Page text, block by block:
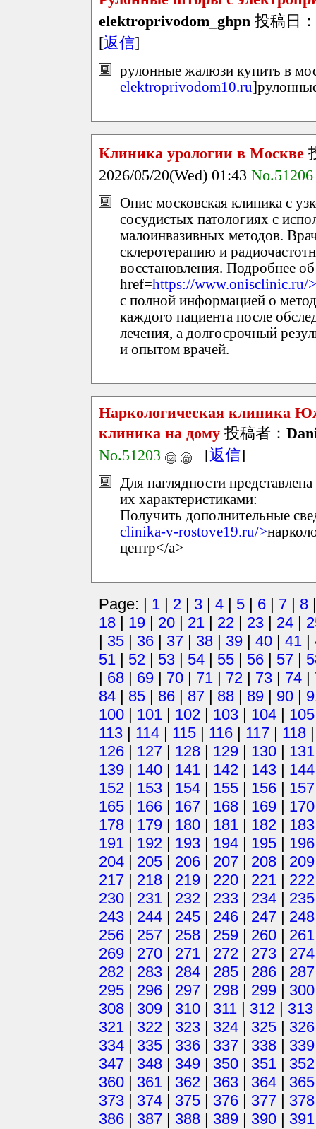
elektroprivodom_ghpn 投稿日
[返信]
рулонные жалюзи купить в
elektroprivodom10.ru
Клиника урологии в Москве
2026/05/20(Wed) 01:43 No.51206
Онис московская клиника с
сосудистых патологиях с
малоинвазивных методов.
склеротерапию и
восстановления. Подробнее
href=https://www.onisclinic.ru/
с полной информацией о
каждого пациента после
лечения, а долгосрочный
и опытом врачей.
Наркологическая клиника
клиника на дому 投稿者：
No.51203
[返信]
Для наглядности
их характеристиками:
Получить дополнительные
clinika-v-rostove19.ru/>
центр</a>
Page: | 1 | 2 | 3 | 4 | 5 | 6 | 7 | 8
18 | 19 | 20 | 21 | 22 | 23 | 24 |
| 35 | 36 | 37 | 38 | 39 | 40 | 41 |
51 | 52 | 53 | 54 | 55 | 56 | 57 |
| 68 | 69 | 70 | 71 | 72 | 73 | 74 |
84 | 85 | 86 | 87 | 88 | 89 | 90 |
100 | 101 | 102 | 103 | 104 | 105
113 | 114 | 115 | 116 | 117 | 118
126 | 127 | 128 | 129 | 130 | 131
139 | 140 | 141 | 142 | 143 | 144
152 | 153 | 154 | 155 | 156 | 157
165 | 166 | 167 | 168 | 169 | 170
178 | 179 | 180 | 181 | 182 | 183
191 | 192 | 193 | 194 | 195 | 196
204 | 205 | 206 | 207 | 208 | 209
217 | 218 | 219 | 220 | 221 | 222
230 | 231 | 232 | 233 | 234 | 235
243 | 244 | 245 | 246 | 247 | 248
256 | 257 | 258 | 259 | 260 | 261
269 | 270 | 271 | 272 | 273 | 274
282 | 283 | 284 | 285 | 286 | 287
295 | 296 | 297 | 298 | 299 | 300
308 | 309 | 310 | 311 | 312 | 313
321 | 322 | 323 | 324 | 325 | 326
334 | 335 | 336 | 337 | 338 | 339
347 | 348 | 349 | 350 | 351 | 352
360 | 361 | 362 | 363 | 364 | 365
373 | 374 | 375 | 376 | 377 | 378
386 | 387 | 388 | 389 | 390 | 391